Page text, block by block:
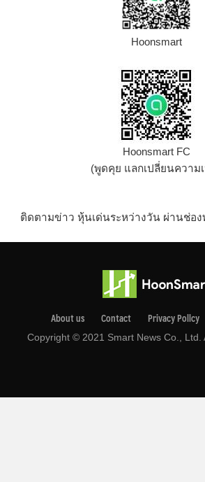
Hoonsmart
Hoonsmart FC
(พูดคุย แลกเปลี่ยนความ
ติดตามข่าว หุ้นเด่นระหว่างวัน ผ่านช่อง
About us Contact Privacy Pollcy
Copyright © 2021 Smart News Co., Ltd.